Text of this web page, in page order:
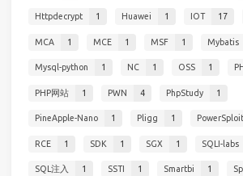
Httpdecrypt 1 Huawei 1 IOT 17
MCA 1 MCE 1 MSF 1 Mybatis
Mysql-python 1 NC 1 OSS 1
PHP网站 1 PWN 4 PhpStudy 1
PineApple-Nano 1 Pligg 1 PowerSploit
RCE 1 SDK 1 SGX 1 SQLI-labs
SQL注入 1 SSTI 1 Smartbi 1